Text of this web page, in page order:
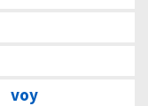
voy